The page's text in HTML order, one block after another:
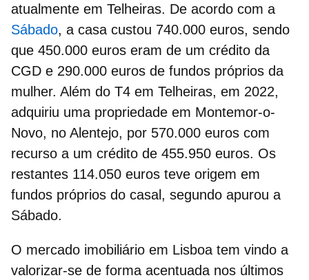
atualmente em Telheiras. De acordo com a
Sábado, a casa custou 740.000 euros, sendo
que 450.000 euros eram de um crédito da
CGD e 290.000 euros de fundos próprios da
mulher. Além do T4 em Telheiras, em 2022,
adquiriu uma propriedade em Montemor-o-
Novo, no Alentejo, por 570.000 euros com
recurso a um crédito de 455.950 euros. Os
restantes 114.050 euros teve origem em
fundos próprios do casal, segundo apurou a
Sábado.
O mercado imobiliário em Lisboa tem vindo a
valorizar-se de forma acentuada nos últimos